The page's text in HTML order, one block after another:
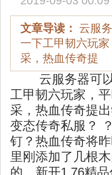
文章导读：
云服
一下工甲韧六玩
采，热血传奇提
云服务器可
工甲韧六玩家，
采，热血传奇提
变态传奇私服？
钉？热血传奇将
里刚添加了几根
的，新开1.76精